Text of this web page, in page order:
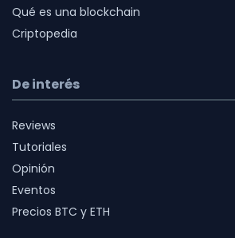
Qué es una blockchain
Criptopedia
De interés
Reviews
Tutoriales
Opinión
Eventos
Precios BTC y ETH